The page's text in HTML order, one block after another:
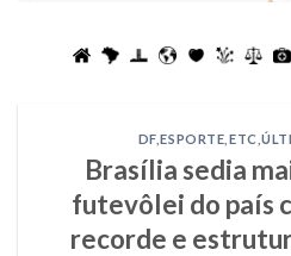
DF,ESPORTE ETC ,
Brasília sedia
futevôlei do país
recorde e